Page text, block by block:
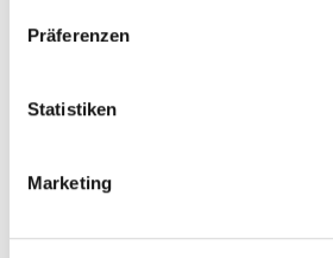
Präferenzen
Statistiken
Marketing
06.12.2024